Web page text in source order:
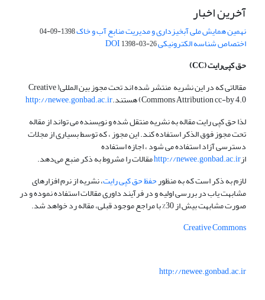
آخرین اخبار
نهمین همایش ملی آبخیزداری و مدیریت منابع آب و خاک1398-09-04
اختصاص شناسه الکترونیکی DOI1398-03-26
حق کپی‌رایت(CC)
مقالاتی که در این نشریه منتشر شده اند تحت مجوز بین المللی( Creative
Commons Attribution cc-by 4.0) هستند.
http://newee.gonbad.ac.ir
لذا حق کپی رایت مقاله به نشریه منتقل شده و نویسنده می تواند از مقاله
تحت مجوز فوق الذکر استفاده کند. این مجوز ، که توسط بسیاری از مجلات
دسترسی آزاد استفاده می شود ، اجازه استفاده
ازhttp://newee.gonbad.ac.irمقالات را مشروط به ذکر منبع می‌دهد.
لازم به ذکر است که به منظورحفظ حق کپی رایت، نشریه از نرم افزارهای
مشابهت یاب در بررسی اولیه و در فرآیند داوری مقالات استفاده نموده و در
صورت مشابهت بیش از 30% با مراجع موجود قبلی، مقاله رد خواهد شد.
Creative Commons
http://newee.gonbad.ac.ir